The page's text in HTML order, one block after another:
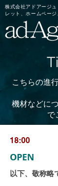
株式会社アドアージュ
レット、 ホームペー
こちらの進
機材などに
で
18:00
OPEN
以下、敬称略